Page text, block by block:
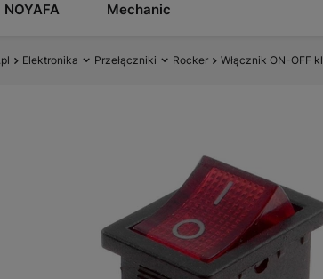
NOYAFA Mechanic
Elektronika Przełączniki Rocker Włącznik ON-OFF